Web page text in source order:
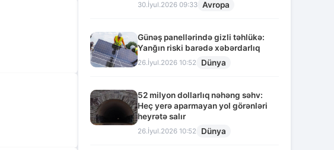
30.İyul.2026 09:33 Avropa
Günəş panellərində gizli təhlükə:
Yanğın riski barədə xəbərdarlıq
26.İyul.2026 10:52 Dünya
52 milyon dollarlıq nəhəng səhv:
Heç yerə aparmayan yol görənləri
heyrətə salır
26.İyul.2026 10:52 Dünya